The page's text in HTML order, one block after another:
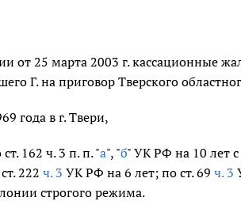
от 25 марта 2003 г. кассационные
Г. на приговор Тверского
года в г. Твери,
162 ч. 3 п. п. "а", "б" УК РФ на 10 лет
222 ч. 3 УК РФ на 6 лет; по ст. 69 ч. 3
строгого режима.